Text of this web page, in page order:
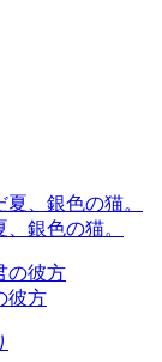
銀色の猫。
彼方